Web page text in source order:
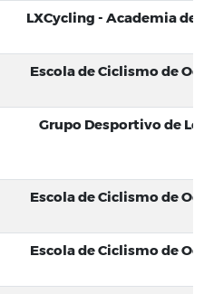
LXCycling - Academia de
Escola de Ciclismo de
Grupo Desportivo de
Escola de Ciclismo de
Escola de Ciclismo de